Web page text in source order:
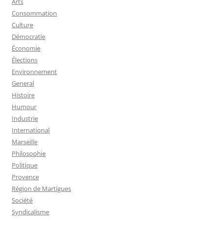
Consommation
Culture
Démocratie
Économie
Élections
Environnement
General
Histoire
Humour
Industrie
International
Marseille
Philosophie
Politique
Provence
Région de Martigues
Société
Syndicalisme